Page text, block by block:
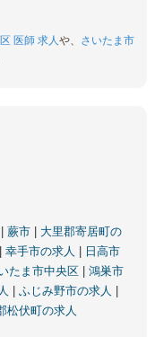
医師 求人や、 さいたま市
蕨市
大里郡寄居町の
幸手市の求人
日高市
たま市中央区
鴻巣市
ふじみ野市の求人
松伏町の求人